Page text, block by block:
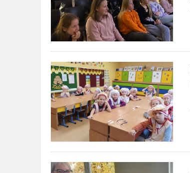
Pyragų
diena
priešmokyklinėse
grupėse
Pyragų